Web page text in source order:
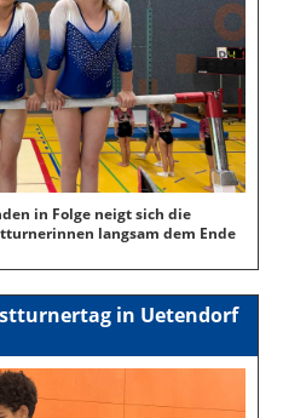
in Folge neigt sich die
langsam dem Ende
in Uetendorf